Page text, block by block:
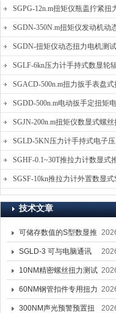
校准扳手扭力精度测试仪
SGPG-12n.m扭矩仪瓶盖拧紧扭
显式瓶盖扭力矩仪
SGDN-350N.m扭矩仪发动机动
仪-动态电机扭矩测量仪
SGDN-扭矩仪动态扭力电机测
转摩擦力扭矩仪
SGLF-6kn压力计手持式数显轮
辐称重压力测力计
SGACD-500n.m扭力扳手表盘
手-表盘扭力矩检测扳手
SGDD-500n.m电动扳手定扭矩
显式电动定扭力矩扳手
SGJN-200n.m扭矩仪数显式螺
仪-螺栓扭力矩测试仪
SGLD-5KN压力计手持式电子
电子式压力测力计
SGHF-0.1~30T推拉力计数显式
计-数字拉压力双向测力仪
SGSF-10kn推拉力计外置数显式
手持连线式拉压力计
技术文章
可储存数值的S型数显推
拉力计 SGSF-100外置
式测力计
SGLD-3 可与电脑通讯
的无线测力计 0.03-3T化
工行业用遥控式推拉力
计
10NM精密螺丝扭力测试
专用扭矩扳手,产线质检
螺丝扭力专用扳手厂家
60NM钢管扣件专用扭力
扳手 脚手架扭力检测扳
300NM声光预警预置扭